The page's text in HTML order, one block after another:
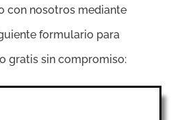
con nosotros mediante
formulario para
gratis sin compromiso: